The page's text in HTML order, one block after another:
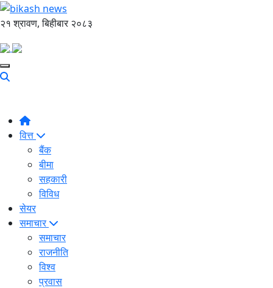
२१ श्रावण, बिहीबार २०८३
वित्त
बैंक
बीमा
सहकारी
विविध
सेयर
समाचार
समाचार
राजनीति
विश्व
प्रवास